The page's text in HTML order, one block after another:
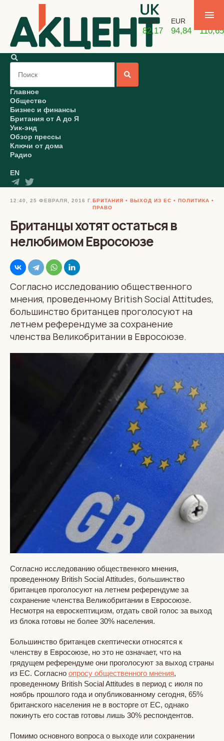
USD
82,17
EUR
94,84 110,65
Главное
Общество
Бизнес и финансы
Британия от А до Я
Уик-энд
Обзор прессы
Ключи от дома
Радио
EN
12:40, 25 ФЕВРАЛЯ, 2016 Г. БРИТАНИЯ ВЫХОД ИЗ ЕС
ПОЛИТИКА
ПРАВО
Британцы хотят остаться в
нелюбимом Евросоюзе
Согласно исследованию общественного
мнения, проведенному British Social Attitudes,
большинство британцев проголосуют на
летнем референдуме за сохранение
членства Великобритании в Евросоюзе.
Согласно исследованию общественного мнения,
проведенному British Social Attitudes, большинство
британцев проголосуют на летнем референдуме за
сохранение членства Великобритании в Евросоюзе.
Несмотря на евроскептицизм, отдать свой голос за выход
из блока готовы не более 30% населения.
Большинство британцев скептически относятся к
членству в Евросоюзе, но это не означает, что на
грядущем референдуме они проголосуют за выход страны
из ЕС. Согласно опросу общественного мнения,
проведенному British Social Attitudes в период с июля по
ноябрь прошлого года и опубликованному сегодня, 65%
британского населения не в восторге от ЕС, однако
покинуть его состав готовы лишь 30% респондентов.
Помимо основного вопроса о выходе или сохранении